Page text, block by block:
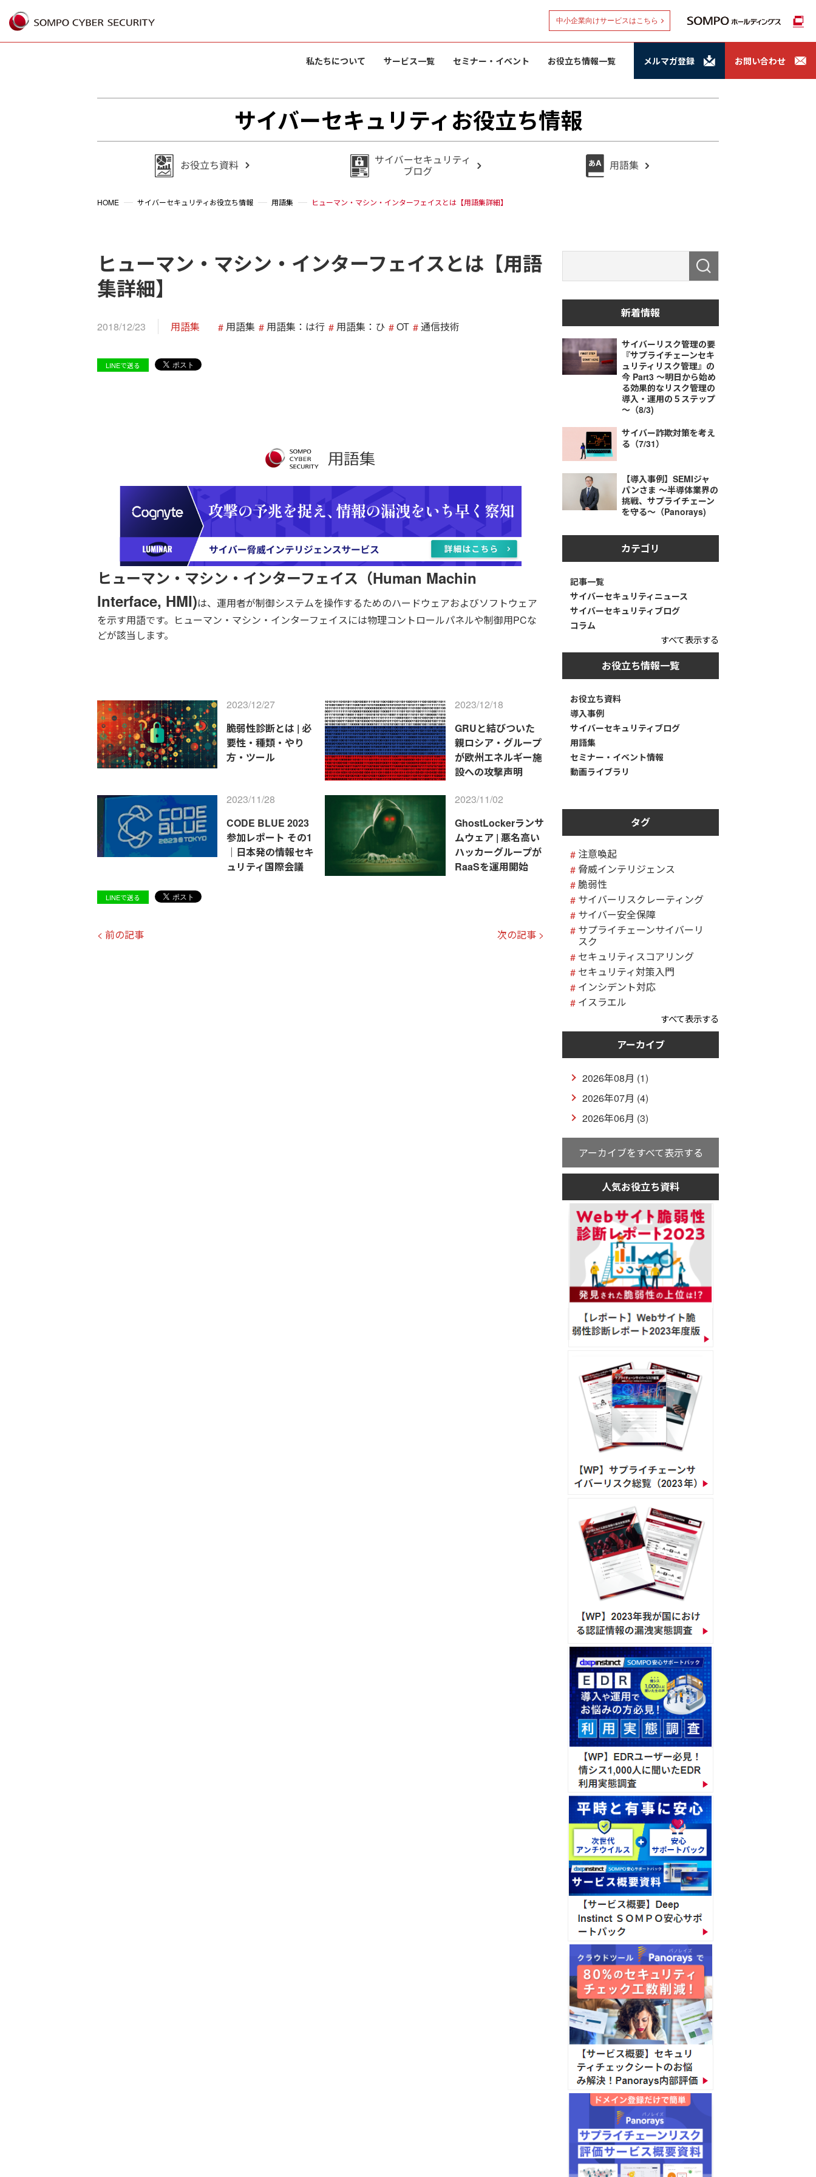
中小企業向けサービスはこちら
私たちについて サービス一覧 セミナー・イベント お役立ち情報一覧 メルマガ登録 お問い合わせ
サイバーセキュリティお役立ち情報
HOME サイバーセキュリティお役立ち情報 用語集 ヒューマン・マシン・インターフェイスとは【用語集詳細】
ヒューマン・マシン・インターフェイスとは【用語
集詳細】
2018/12/23 用語集 用語集 用語集：は行 用語集：ひ OT 通信技術
LINEで送る
ヒューマン・マシン・インターフェイス（Human Machin
Interface, HMI)は、運用者が制御システムを操作するためのハードウェアおよびソフトウェア
を示す用語です。ヒューマン・マシン・インターフェイスには物理コントロールパネルや制御用PCな
どが該当します。
2023/12/27
脆弱性診断とは | 必
要性・種類・やり
方・ツール
2023/12/18
GRUと結びついた
親ロシア・グループ
が欧州エネルギー施
設への攻撃声明
2023/11/28
CODE BLUE 2023
参加レポート その1
｜日本発の情報セキ
ュリティ国際会議
2023/11/02
GhostLockerランサ
ムウェア | 悪名高い
ハッカーグループが
RaaSを運用開始
LINEで送る
< 前の記事 次の記事 >
新着情報
サイバーリスク管理の要
『サプライチェーンセキ
ュリティリスク管理』の
今 Part3 ～明日から始め
る効果的なリスク管理の
導入・運用の５ステップ
～（8/3)
サイバー詐欺対策を考え
る（7/31）
【導入事例】SEMIジャ
パンさま ～半導体業界の
挑戦、サプライチェーン
を守る～（Panorays)
カテゴリ
記事一覧
サイバーセキュリティニュース
サイバーセキュリティブログ
コラム
すべて表示する
お役立ち情報一覧
お役立ち資料
導入事例
サイバーセキュリティブログ
用語集
セミナー・イベント情報
動画ライブラリ
タグ
注意喚起
脅威インテリジェンス
脆弱性
サイバーリスクレーティング
サイバー安全保障
サプライチェーンサイバーリ
スク
セキュリティスコアリング
セキュリティ対策入門
インシデント対応
イスラエル
すべて表示する
アーカイブ
2026年08月 (1)
2026年07月 (4)
2026年06月 (3)
アーカイブをすべて表示する
人気お役立ち資料